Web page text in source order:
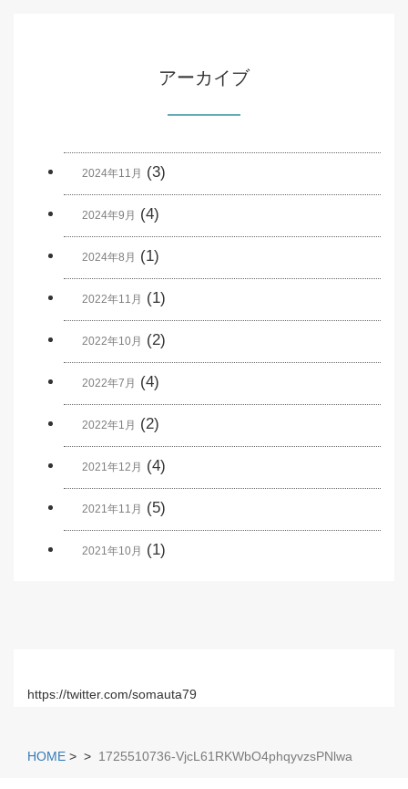
アーカイブ
2024年11月 (3)
2024年9月 (4)
2024年8月 (1)
2022年11月 (1)
2022年10月 (2)
2022年7月 (4)
2022年1月 (2)
2021年12月 (4)
2021年11月 (5)
2021年10月 (1)
https://twitter.com/somauta79
HOME > > 1725510736-VjcL61RKWbO4phqyvzsPNlwa